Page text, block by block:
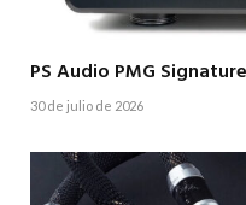
PS Audio PMG
30 de julio de 2026